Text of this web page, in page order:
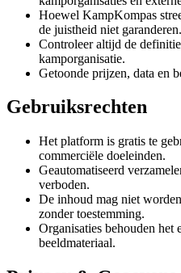
Hoewel KampKompas
de juistheid niet garanderen.
Controleer altijd de
kamporganisatie.
Getoonde prijzen, data en
Gebruiksrechten
Het platform is gratis te
commerciële doeleinden.
Geautomatiseerd
verboden.
De inhoud mag niet
zonder toestemming.
Organisaties behouden het
beeldmateriaal.